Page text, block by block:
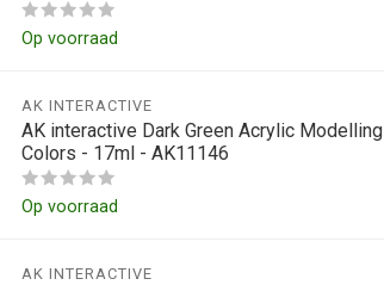
Op voorraad
AK INTERACTIVE
AK interactive Dark Green Acrylic Modelling
Colors - 17ml - AK11146
Op voorraad
AK INTERACTIVE